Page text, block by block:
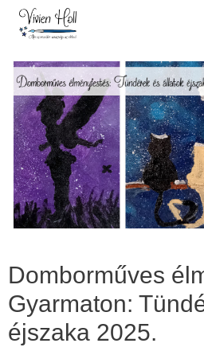
Kilépés
Domborműves
Gyarmaton:
éjszaka 2025.